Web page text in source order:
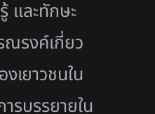
และทักษะ
ณรงค์เกี่ยว
งเยาวชนใน
รบรรยายใน